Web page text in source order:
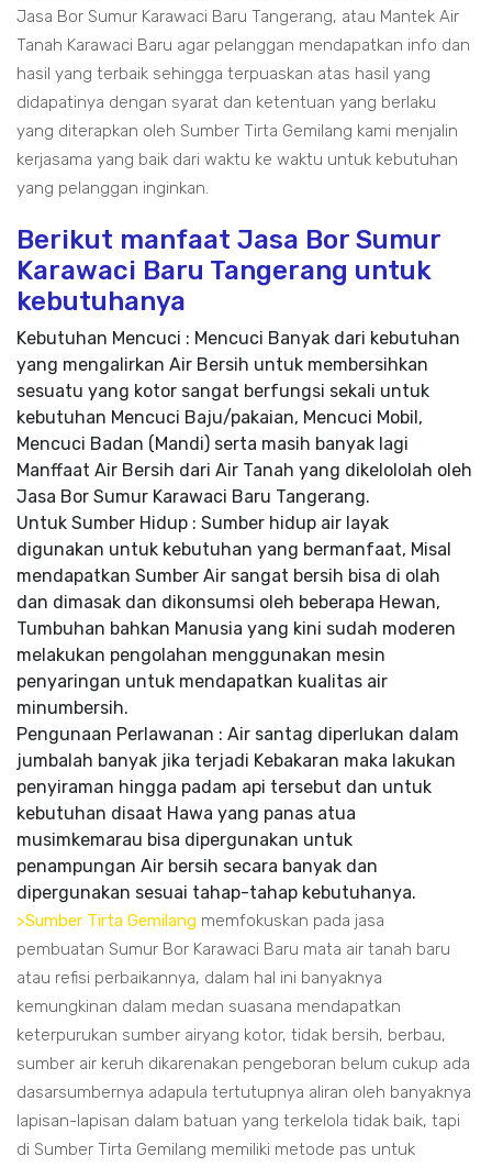
Jasa Bor Sumur Karawaci Baru Tangerang, atau Mantek Air
Tanah Karawaci Baru agar pelanggan mendapatkan info dan
hasil yang terbaik sehingga terpuaskan atas hasil yang
didapatinya dengan syarat dan ketentuan yang berlaku
yang diterapkan oleh Sumber Tirta Gemilang kami menjalin
kerjasama yang baik dari waktu ke waktu untuk kebutuhan
yang pelanggan inginkan.
Berikut manfaat Jasa Bor Sumur
Karawaci Baru Tangerang untuk
kebutuhanya
Kebutuhan Mencuci : Mencuci Banyak dari kebutuhan
yang mengalirkan Air Bersih untuk membersihkan
sesuatu yang kotor sangat berfungsi sekali untuk
kebutuhan Mencuci Baju/pakaian, Mencuci Mobil,
Mencuci Badan (Mandi) serta masih banyak lagi
Manffaat Air Bersih dari Air Tanah yang dikelololah oleh
Jasa Bor Sumur Karawaci Baru Tangerang.
Untuk Sumber Hidup : Sumber hidup air layak
digunakan untuk kebutuhan yang bermanfaat, Misal
mendapatkan Sumber Air sangat bersih bisa di olah
dan dimasak dan dikonsumsi oleh beberapa Hewan,
Tumbuhan bahkan Manusia yang kini sudah moderen
melakukan pengolahan menggunakan mesin
penyaringan untuk mendapatkan kualitas air
minumbersih.
Pengunaan Perlawanan : Air santag diperlukan dalam
jumbalah banyak jika terjadi Kebakaran maka lakukan
penyiraman hingga padam api tersebut dan untuk
kebutuhan disaat Hawa yang panas atua
musimkemarau bisa dipergunakan untuk
penampungan Air bersih secara banyak dan
dipergunakan sesuai tahap-tahap kebutuhanya.
>Sumber Tirta Gemilang memfokuskan pada jasa
pembuatan Sumur Bor Karawaci Baru mata air tanah baru
atau refisi perbaikannya, dalam hal ini banyaknya
kemungkinan dalam medan suasana mendapatkan
keterpurukan sumber airyang kotor, tidak bersih, berbau,
sumber air keruh dikarenakan pengeboran belum cukup ada
dasarsumbernya adapula tertutupnya aliran oleh banyaknya
lapisan-lapisan dalam batuan yang terkelola tidak baik, tapi
di Sumber Tirta Gemilang memiliki metode pas untuk